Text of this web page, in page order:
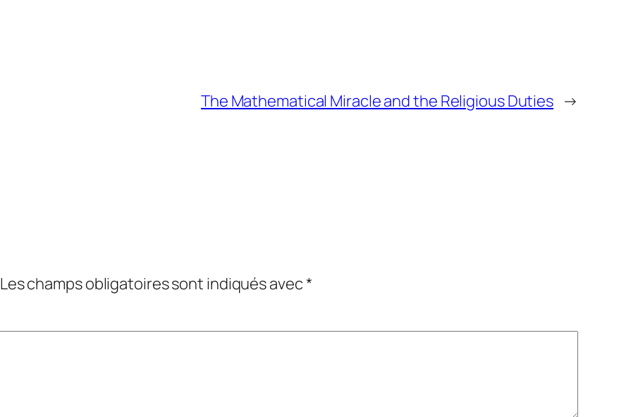
The Mathematical Miracle and the Religious Duties →
Les champs obligatoires sont indiqués avec*